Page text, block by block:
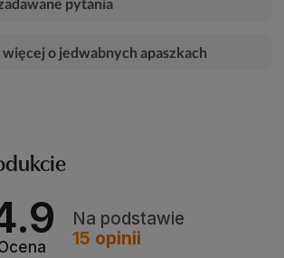
pytania
o jedwabnych apaszkach
Na podstawie
15 opinii